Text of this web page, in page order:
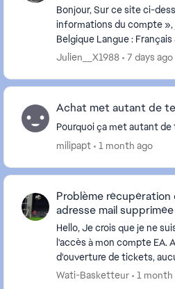
Bonjour, Sur ce site ci-dessous, dans la partie «
informations du compte », j’ai
Belgique Langue : Français Je reçois néanmoins les
newsletters d’EA par mail
Julien__X1988 7 days ago
Achat met autant de
Pourquoi ça met autant
milipapt
1 month ago
Problème
adresse mail supprimée
Hello, Je crois que je ne suis pas le seul à avoir perdu
l'accès à mon compte EA. Après une bonne dizaine
d'ouverture de tickets, aucune
peut me joindre par
Wati-Basketteur 1 month